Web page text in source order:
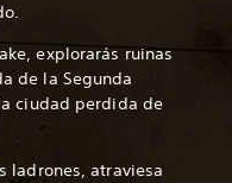
explorarás ruinas
de la Segunda
ciudad perdida de
ladrones, atraviesa